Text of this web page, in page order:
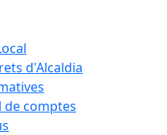
d'Alcaldia
de comptes